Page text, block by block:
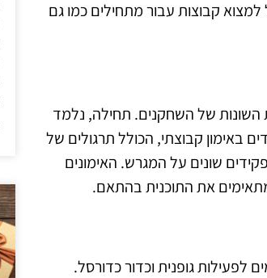
קבוצות עבור מתחילים כמו גם
השונות של השחקנים. תחילה, נלמד
באימון קבוצתי, הכולל תרגולים של
שונים על המגרש. האימונים
את התוכנית בהתאם.
לפעילות גופנית וכדור כדורסל.